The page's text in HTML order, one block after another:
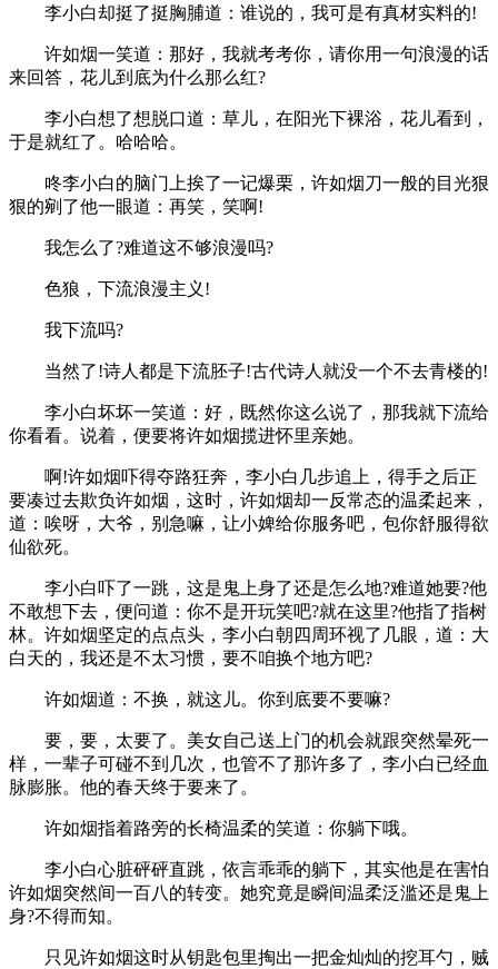
李小白却挺了挺胸脯道：谁说的，我可是有真材实料的!
许如烟一笑道：那好，我就考考你，请你用一句浪漫的话
来回答，花儿到底为什么那么红?
李小白想了想脱口道：草儿，在阳光下裸浴，花儿看到，
于是就红了。哈哈哈。
咚李小白的脑门上挨了一记爆栗，许如烟刀一般的目光狠
狠的剜了他一眼道：再笑，笑啊!
我怎么了?难道这不够浪漫吗?
色狼，下流浪漫主义!
我下流吗?
当然了!诗人都是下流胚子!古代诗人就没一个不去青楼的!
李小白坏坏一笑道：好，既然你这么说了，那我就下流给
你看看。说着，便要将许如烟揽进怀里亲她。
啊!许如烟吓得夺路狂奔，李小白几步追上，得手之后正
要凑过去欺负许如烟，这时，许如烟却一反常态的温柔起来，
道：唉呀，大爷，别急嘛，让小婢给你服务吧，包你舒服得欲
仙欲死。
李小白吓了一跳，这是鬼上身了还是怎么地?难道她要?他
不敢想下去，便问道：你不是开玩笑吧?就在这里?他指了指树
林。许如烟坚定的点点头，李小白朝四周环视了几眼，道：大
白天的，我还是不太习惯，要不咱换个地方吧?
许如烟道：不换，就这儿。你到底要不要嘛?
要，要，太要了。美女自己送上门的机会就跟突然晕死一
样，一辈子可碰不到几次，也管不了那许多了，李小白已经血
脉膨胀。他的春天终于要来了。
许如烟指着路旁的长椅温柔的笑道：你躺下哦。
李小白心脏砰砰直跳，依言乖乖的躺下，其实他是在害怕
许如烟突然间一百八的转变。她究竟是瞬间温柔泛滥还是鬼上
身?不得而知。
只见许如烟这时从钥匙包里掏出一把金灿灿的挖耳勺，贼